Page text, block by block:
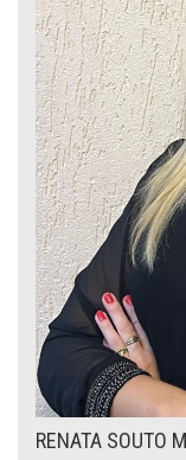
RENATA SOUTO